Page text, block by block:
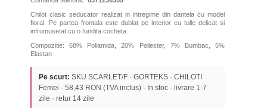
Chilot clasic seducator realizat in intregime din dantela cu model
floral. Pe partea frontala este dublat pe interior cu tulle delicat si
infrumusetat cu o fundita cocheta.
Compozitie: 68% Poliamida, 20% Poliester, 7% Bumbac, 5%
Elastan
Pe scurt: SKU SCARLET/F · GORTEKS · CHILOTI
Femei · 58,43 RON (TVA inclus) · In stoc · livrare 1-7
zile · retur 14 zile